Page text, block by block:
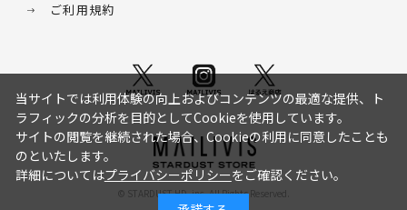
ご利用規約
© STARDUST HD. inc. All Rights Reserved.
当サイトでは利用体験の向上およびコンテンツの最適な提供、ト
ラフィックの分析を目的としてCookieを使用しています。
サイトの閲覧を継続された場合、Cookieの利用に同意したことも
のといたします。
詳細についてはプライバシーポリシーをご確認ください。